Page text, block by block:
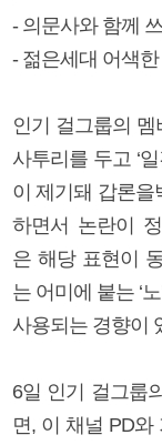
- 의문사와 함께
- 젊은세대 어색
인기 걸그룹의
사투리를 두고 ‘
이 제기돼 갑론을
하면서 논란이
은 해당 표현이
는 어미에 붙는 ‘
사용되는 경향이
6일 인기 걸그룹
면, 이 채널 PD와